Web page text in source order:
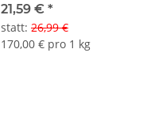
21,59 € *
statt: 26,99 €
170,00 € pro 1 kg